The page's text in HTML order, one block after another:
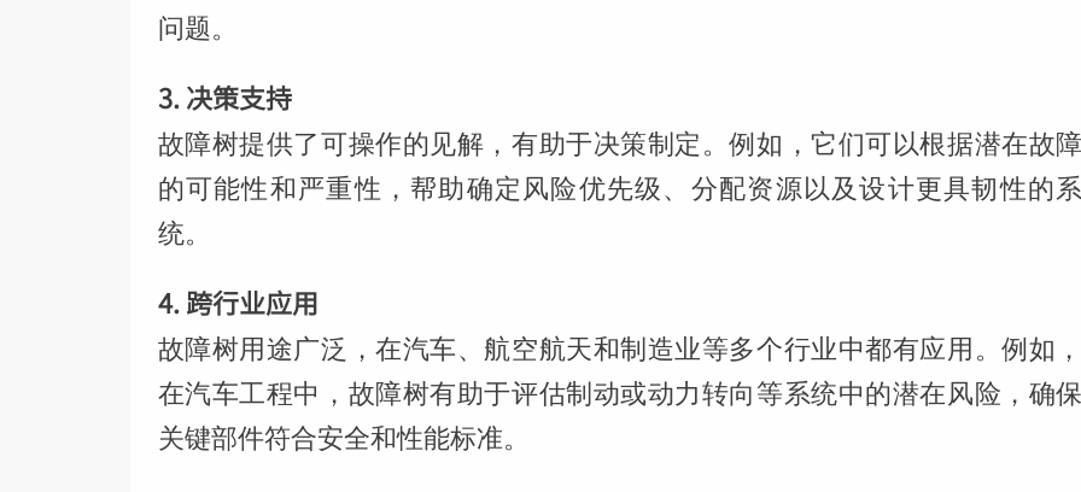
问题。
3. 决策支持
故障树提供了可操作的见解，有助于决策制定。例如，它们可以根据潜在故障
的可能性和严重性，帮助确定风险优先级、分配资源以及设计更具韧性的系
统。
4. 跨行业应用
故障树用途广泛，在汽车、航空航天和制造业等多个行业中都有应用。例如，
在汽车工程中，故障树有助于评估制动或动力转向等系统中的潜在风险，确保
关键部件符合安全和性能标准。